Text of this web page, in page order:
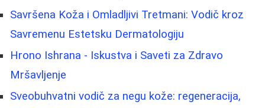
Savršena Koža i Omladljivi Tretmani: Vodič kroz
Savremenu Estetsku Dermatologiju
Hrono Ishrana - Iskustva i Saveti za Zdravo
Mršavljenje
Sveobuhvatni vodič za negu kože: regeneracija,